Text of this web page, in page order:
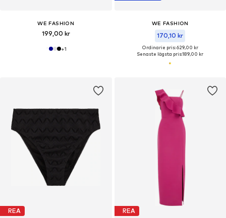
WE FASHION
199,00 kr
+1
WE FASHION
170,10 kr
Ordinarie pris: 629,00 kr
Senaste lägsta pris:189,00 kr
REA REA